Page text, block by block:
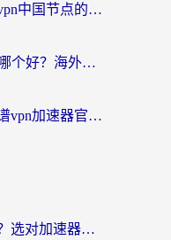
海外党必看：如何选对带vpn中国节点的加速器？无缝访问国内资源全攻略
ChickCN和Unblock Youku哪个好？海外党亲测4款热门回国加速器，附避坑指南
海外党必看：如何选择靠谱vpn加速器官网？轻松解决国内APP地区限制
海外党打光明大陆总卡顿？选对加速器才是关键！（附亲测好用的推荐）